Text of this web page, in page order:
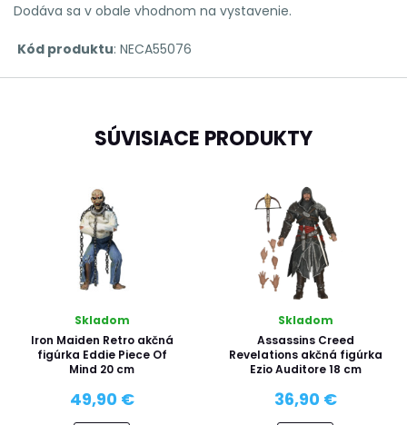
Dodáva sa v obale vhodnom na vystavenie.
Kód produktu: NECA55076
SÚVISIACE PRODUKTY
Skladom
Iron Maiden Retro akčná
figúrka Eddie Piece Of
Mind 20 cm
49,90 €
Skladom
Assassins Creed
Revelations akčná figúrka
Ezio Auditore 18 cm
36,90 €